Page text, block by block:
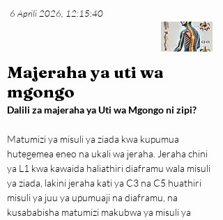
6 Aprili 2026, 12:15:40
Majeraha ya uti wa
mgongo
Dalili za majeraha ya Uti wa Mgongo ni zipi?
Matumizi ya misuli ya ziada kwa kupumua
hutegemea eneo na ukali wa jeraha. Jeraha chini
ya L1 kwa kawaida haliathiri diaframu wala misuli
ya ziada, lakini jeraha kati ya C3 na C5 huathiri
misuli ya juu ya upumuaji na diaframu, na
kusababisha matumizi makubwa ya misuli ya